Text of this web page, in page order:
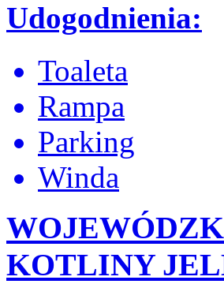
Udogodnienia:
Toaleta
Rampa
Parking
Winda
KOTLINY